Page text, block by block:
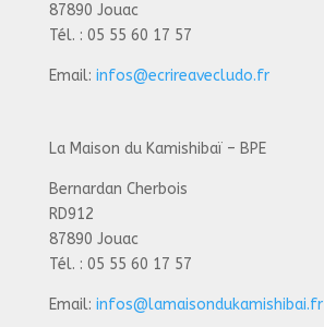
87890 Jouac
Tél. : 05 55 60 17 57
Email: infos@ecrireavecludo.fr
La Maison du Kamishibaï – BPE
Bernardan Cherbois
RD912
87890 Jouac
Tél. : 05 55 60 17 57
Email: infos@lamaisondukamishibai.fr